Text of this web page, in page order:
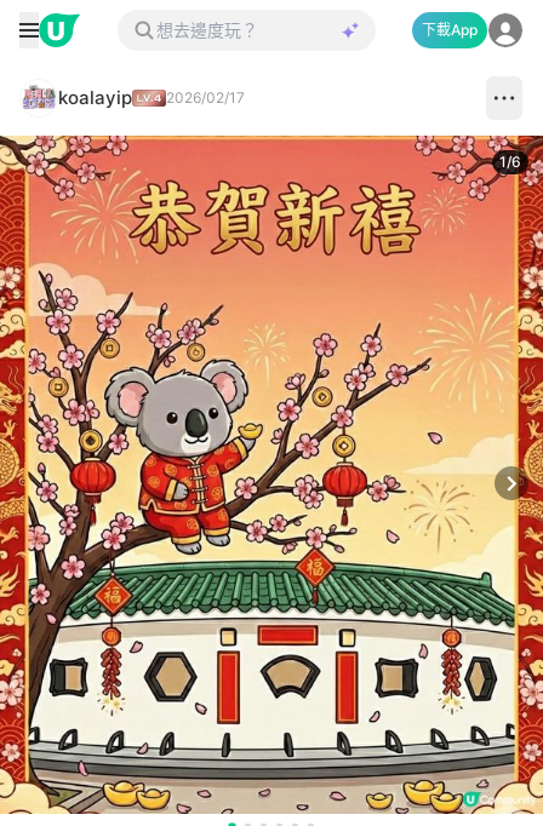
下載App
koalayip 2026/02/17
1/6